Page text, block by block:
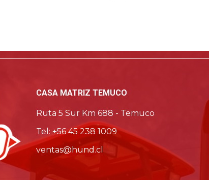
CASA MATRIZ TEMUCO
Ruta 5 Sur Km 688 - Temuco
Tel: +56 45 238 1009
ventas@hund.cl